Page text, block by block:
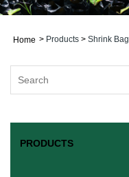
Home > Products > Shrink Bag
PRODUCTS